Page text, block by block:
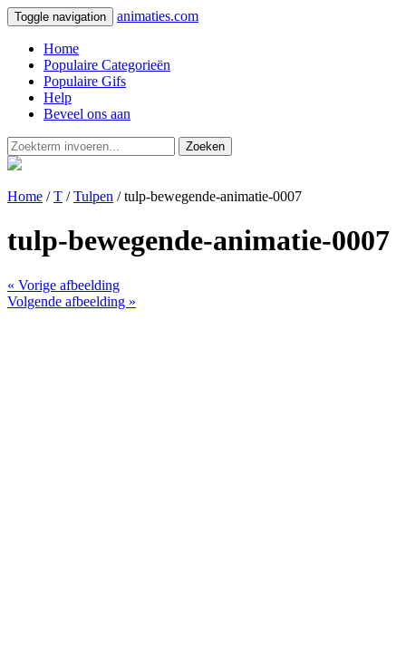
Toggle navigation animaties.com
Home
Populaire Categorieën
Populaire Gifs
Help
Beveel ons aan
Zoeken
Home /T /Tulpen / tulp-bewegende-animatie-0007
tulp-bewegende-animatie-0007
« Vorige afbeelding
Volgende afbeelding »